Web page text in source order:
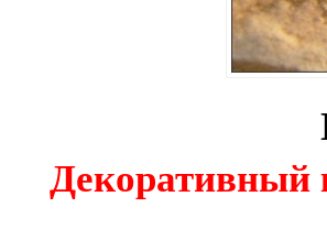
Декоративный